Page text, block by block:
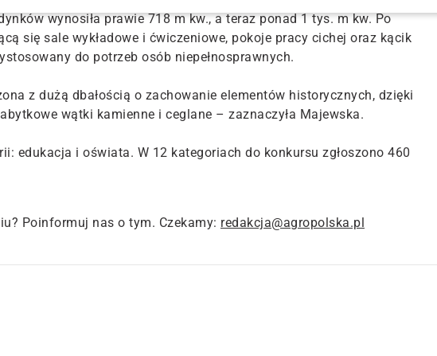
wynosiła prawie 718 m kw., a teraz ponad 1 tys. m kw. Po
się sale wykładowe i ćwiczeniowe, pokoje pracy cichej oraz kącik
do potrzeb osób niepełnosprawnych.
z dużą dbałością o zachowanie elementów historycznych, dzięki
wątki kamienne i ceglane – zaznaczyła Majewska.
edukacja i oświata. W 12 kategoriach do konkursu zgłoszono 460
Poinformuj nas o tym. Czekamy: redakcja@agropolska.pl